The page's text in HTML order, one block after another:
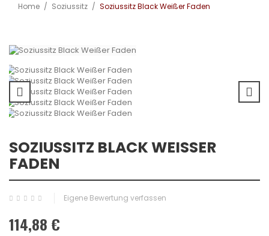
Home / Soziussitz / Soziussitz Black Weißer Faden
SOZIUSSITZ BLACK WEISSER F
ADEN
Eigene Bewertung verfassen
114,88 €